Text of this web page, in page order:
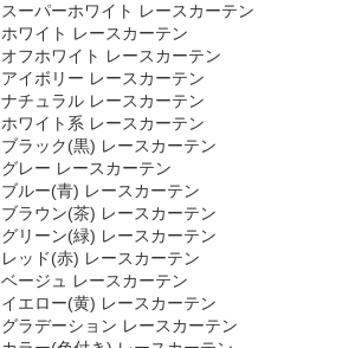
スーパーホワイト レースカーテン
ホワイト レースカーテン
オフホワイト レースカーテン
アイボリー レースカーテン
ナチュラル レースカーテン
ホワイト系 レースカーテン
ブラック(黒) レースカーテン
グレー レースカーテン
ブルー(青) レースカーテン
ブラウン(茶) レースカーテン
グリーン(緑) レースカーテン
レッド(赤) レースカーテン
ベージュ レースカーテン
イエロー(黄) レースカーテン
グラデーション レースカーテン